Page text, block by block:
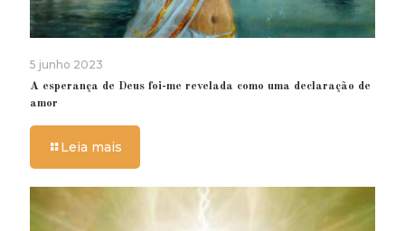
5 junho 2023
A esperança de Deus foi-me revelada como uma declaração de
amor
Leia mais